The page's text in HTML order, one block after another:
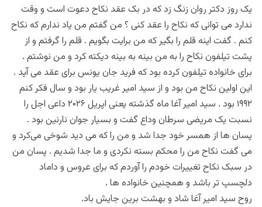
یک روز دکتر روان زنگ زد که در بک عقد نکاح دعوت است و وقت
ندارد می توانی که نکاح را عقد کنی ؟ من گفتم من یاد ندارم که نکاح
کنم . گفت اینه قلم را بگیر که من برایت بگویم . قلم را گرفتم و از
پشت تیلفون نکاح را به من بینه به بینه دیکته کرد و من نوشتم .
برای خانواده تیلفون کرده بود که فرید جان یونس برای عقد می آید .
این اولین نکاح من بود و از سید امیر غریب یار بود و سال فکر کنم
۱۹۹۲ بود . سید امیر آغا ماه گذشته یعنی اپریل ۲۰۲۶ داعی اجل را
نسبت یک مریضی سرطان وداع گفت و بسیار جوان نارنین بود .
پسان ها از همسر خود جدا شد و من را که می دید شوخی می‌کرد و
می گفت نکاح من را محکم بسته نکردی و ما جدا شدیم . پسان من
در سبک نکاح تغییرات خودم را آوردم که برای عروس و داماد
دلچسپ تر باشد و همچنین خانواده ها .
روح سید امیر آغا شاد و بهشت برین جایش باد.